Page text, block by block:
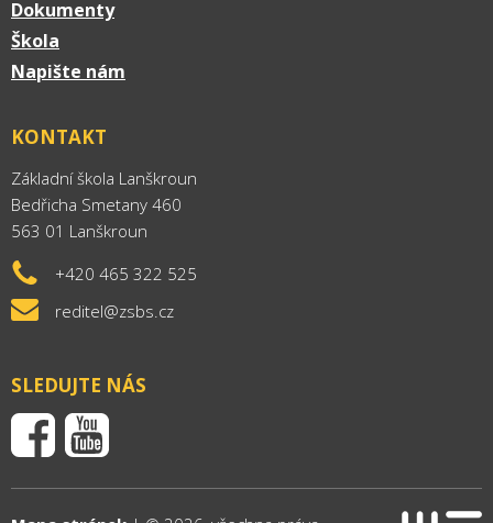
Dokumenty
Škola
Napište nám
KONTAKT
Základní škola Lanškroun
Bedřicha Smetany 460
563 01 Lanškroun
+420 465 322 525
reditel@zsbs.cz
SLEDUJTE NÁS